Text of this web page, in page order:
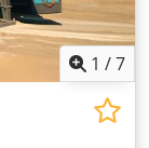
mm
m³/h - Vikt: 13
1 /7